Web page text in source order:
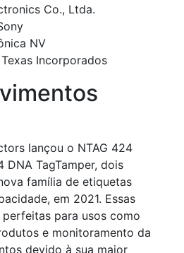
Co., Ltda.
NV
Incorporados
lançou o NTAG 424
DNA TagTamper, dois
família de etiquetas
em 2021. Essas
para usos como
e monitoramento da
devido à sua maior